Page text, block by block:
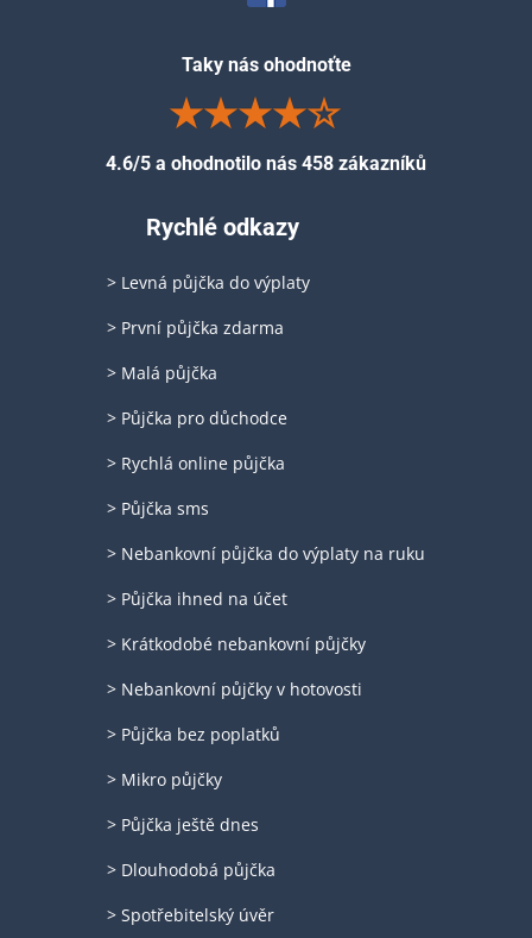
Taky nás ohodnoťte
4.6/5 a ohodnotilo nás 458 zákazníků
Rychlé odkazy
> Levná půjčka do výplaty
> První půjčka zdarma
> Malá půjčka
> Půjčka pro důchodce
> Rychlá online půjčka
> Půjčka sms
> Nebankovní půjčka do výplaty na ruku
> Půjčka ihned na účet
> Krátkodobé nebankovní půjčky
> Nebankovní půjčky v hotovosti
> Půjčka bez poplatků
> Mikro půjčky
> Půjčka ještě dnes
> Dlouhodobá půjčka
> Spotřebitelský úvěr